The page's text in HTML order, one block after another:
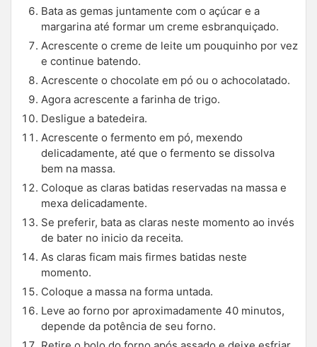
Bata as gemas juntamente com o açúcar e a
margarina até formar um creme esbranquiçado.
Acrescente o creme de leite um pouquinho por vez
e continue batendo.
Acrescente o chocolate em pó ou o achocolatado.
Agora acrescente a farinha de trigo.
Desligue a batedeira.
Acrescente o fermento em pó, mexendo
delicadamente, até que o fermento se dissolva
bem na massa.
Coloque as claras batidas reservadas na massa e
mexa delicadamente.
Se preferir, bata as claras neste momento ao invés
de bater no inicio da receita.
As claras ficam mais firmes batidas neste
momento.
Coloque a massa na forma untada.
Leve ao forno por aproximadamente 40 minutos,
depende da potência de seu forno.